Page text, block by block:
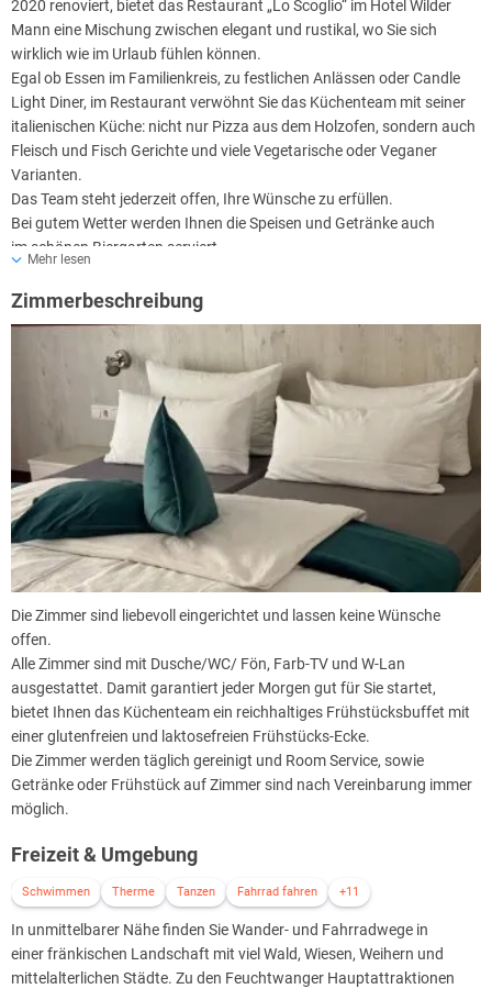
2020 renoviert, bietet das Restaurant „Lo Scoglio“ im Hotel Wilder
Mann eine Mischung zwischen elegant und rustikal, wo Sie sich
wirklich wie im Urlaub fühlen können.
Egal ob Essen im Familienkreis, zu festlichen Anlässen oder Candle
Light Diner, im Restaurant verwöhnt Sie das Küchenteam mit seiner
italienischen Küche: nicht nur Pizza aus dem Holzofen, sondern auch
Fleisch und Fisch Gerichte und viele Vegetarische oder Veganer
Varianten.
Das Team steht jederzeit offen, Ihre Wünsche zu erfüllen.
Bei gutem Wetter werden Ihnen die Speisen und Getränke auch
im schönen Biergarten serviert.
Mehr lesen
Zimmerbeschreibung
Die Zimmer sind liebevoll eingerichtet und lassen keine Wünsche
offen.
Alle Zimmer sind mit Dusche/WC/ Fön, Farb-TV und W-Lan
ausgestattet. Damit garantiert jeder Morgen gut für Sie startet,
bietet Ihnen das Küchenteam ein reichhaltiges Frühstücksbuffet mit
einer glutenfreien und laktosefreien Frühstücks-Ecke.
Die Zimmer werden täglich gereinigt und Room Service, sowie
Getränke oder Frühstück auf Zimmer sind nach Vereinbarung immer
möglich.
Freizeit & Umgebung
Schwimmen Therme Tanzen Fahrrad fahren +11
In unmittelbarer Nähe finden Sie Wander- und Fahrradwege in
einer fränkischen Landschaft mit viel Wald, Wiesen, Weihern und
mittelalterlichen Städte. Zu den Feuchtwanger Hauptattraktionen